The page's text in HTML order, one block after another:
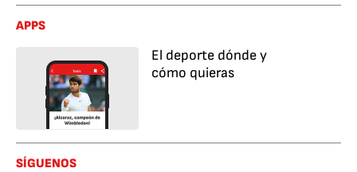
APPS
El deporte dónde y
cómo quieras
SÍGUENOS